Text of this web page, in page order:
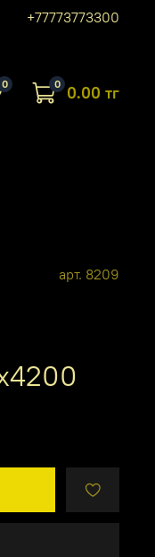
+77773773300
0 0 0.00 тг
арт. 8209